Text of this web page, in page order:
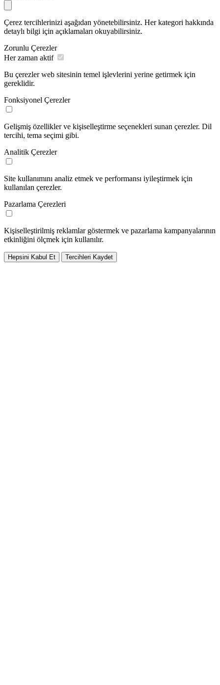
Çerez tercihlerinizi aşağıdan yönetebilirsiniz. Her kategori hakkında
detaylı bilgi için açıklamaları okuyabilirsiniz.
Zorunlu Çerezler
Her zaman aktif
Bu çerezler web sitesinin temel işlevlerini yerine getirmek için
gereklidir.
Fonksiyonel Çerezler
Gelişmiş özellikler ve kişiselleştirme seçenekleri sunan çerezler. Dil
tercihi, tema seçimi gibi.
Analitik Çerezler
Site kullanımını analiz etmek ve performansı iyileştirmek için
kullanılan çerezler.
Pazarlama Çerezleri
Kişiselleştirilmiş reklamlar göstermek ve pazarlama kampanyalarının
etkinliğini ölçmek için kullanılır.
Hepsini Kabul Et Tercihleri Kaydet